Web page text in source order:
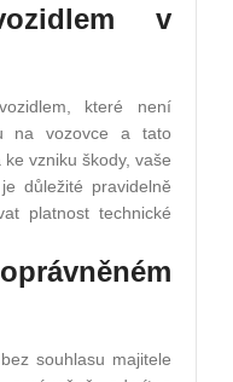
v
které není
na vozovce a tato
vzniku škody, vaše
důležité pravidelně
platnost technické
souhlasu majitele